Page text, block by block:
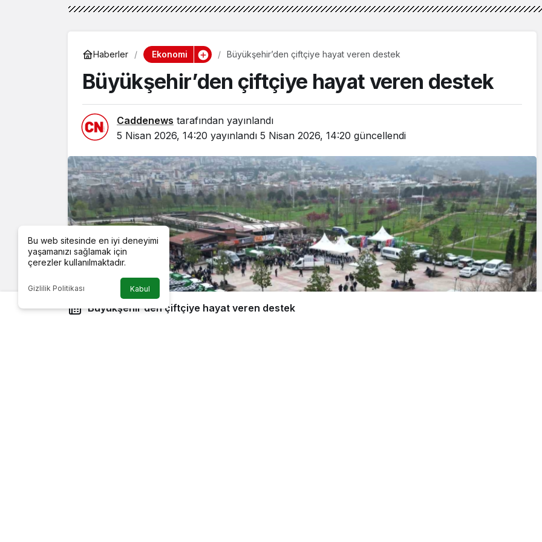
Haberler Ekonomi Büyükşehir’den çiftçiye hayat veren destek
Büyükşehir’den çiftçiye hayat veren destek
Caddenews tarafından yayınlandı
5 Nisan 2026, 14:20 yayınlandı 5 Nisan 2026, 14:20 güncellendi
Büyükşehir’den çiftçiye hayat veren destek
Bu web sitesinde en iyi deneyimi
yaşamanızı sağlamak için
çerezler kullanılmaktadır.
Gizlilik Politikası Kabul